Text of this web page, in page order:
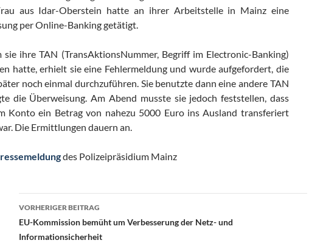
aus Idar-Oberstein hatte an ihrer Arbeitstelle in Mainz eine
per Online-Banking getätigt.
sie ihre TAN (TransAktionsNummer, Begriff im Electronic-Banking)
hatte, erhielt sie eine Fehlermeldung und wurde aufgefordert, die
noch einmal durchzuführen. Sie benutzte dann eine andere TAN
die Überweisung. Am Abend musste sie jedoch feststellen, dass
Konto ein Betrag von nahezu 5000 Euro ins Ausland transferiert
Die Ermittlungen dauern an.
des Polizeipräsidium Mainz
Beitragsnavigation
VORHERIGER BEITRAG
EU-Kommission bemüht um Verbesserung der Netz- und
Informationsicherheit